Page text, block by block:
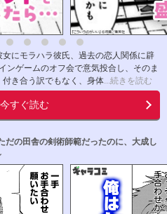
にモラハラ彼氏、過去の恋人関係に辟
ゲームのオフ会で意気投合し、そのま
き合う訳でもなく、身体...続きを読む
すぐ読む
だの田舎の剣術師範だったのに、大成し